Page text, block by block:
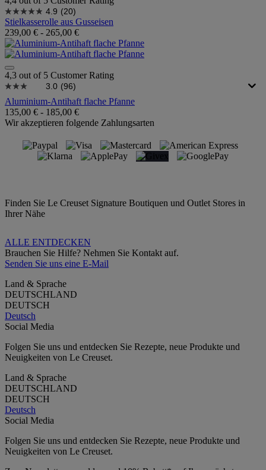
4.9 (20)
Stielkasserolle aus Gusseisen
239,00 € - 265,00 €
4,3 out of 5 Customer Rating
3.0 (96)
Aluminium-Antihaft flache Pfanne
135,00 € - 185,00 €
Wir akzeptieren folgende Zahlungsarten
Finden Sie Le Creuset Signature Boutiquen und Outlet Stores in
Ihrer Nähe
ALLE ENTDECKEN
Brauchen Sie Hilfe? Nehmen Sie Kontakt auf.
Senden Sie uns eine E-Mail
Land & Sprache
DEUTSCHLAND
DEUTSCH
Deutsch
Social Media
Folgen Sie uns und entdecken Sie Rezepte, neue Produkte und
Neuigkeiten von Le Creuset.
Land & Sprache
DEUTSCHLAND
DEUTSCH
Deutsch
Social Media
Folgen Sie uns und entdecken Sie Rezepte, neue Produkte und
Neuigkeiten von Le Creuset.